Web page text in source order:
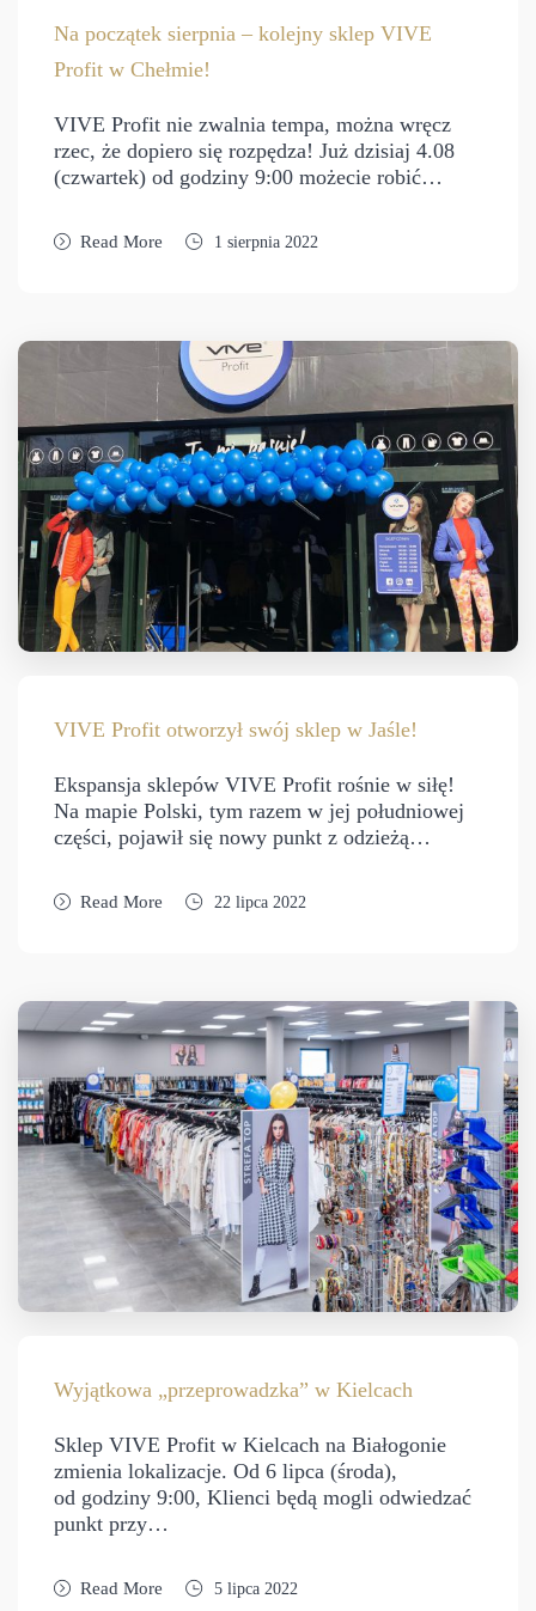
Na początek sierpnia – kolejny sklep VIVE
Profit w Chełmie!
VIVE Profit nie zwalnia tempa, można wręcz
rzec, że dopiero się rozpędza! Już dzisiaj 4.08
(czwartek) od godziny 9:00 możecie robić…
Read More 1 sierpnia 2022
VIVE Profit otworzył swój sklep w Jaśle!
Ekspansja sklepów VIVE Profit rośnie w siłę!
Na mapie Polski, tym razem w jej południowej
części, pojawił się nowy punkt z odzieżą…
Read More 22 lipca 2022
Wyjątkowa „przeprowadzka” w Kielcach
Sklep VIVE Profit w Kielcach na Białogonie
zmienia lokalizacje. Od 6 lipca (środa),
od godziny 9:00, Klienci będą mogli odwiedzać
punkt przy…
Read More 5 lipca 2022